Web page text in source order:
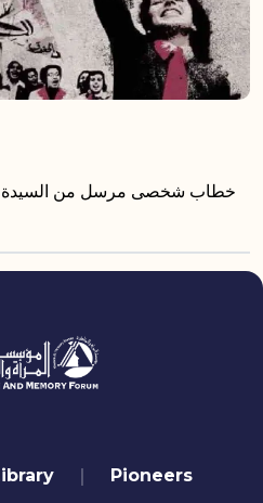
خطاب شخصى مرسل من السيدة
Pioneers